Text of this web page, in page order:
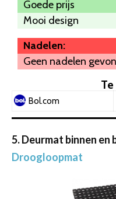
Goede prijs
Mooi design
Nadelen:
Geen nadelen
Bol.com
5. Deurmat binnen en
Droogloopmat